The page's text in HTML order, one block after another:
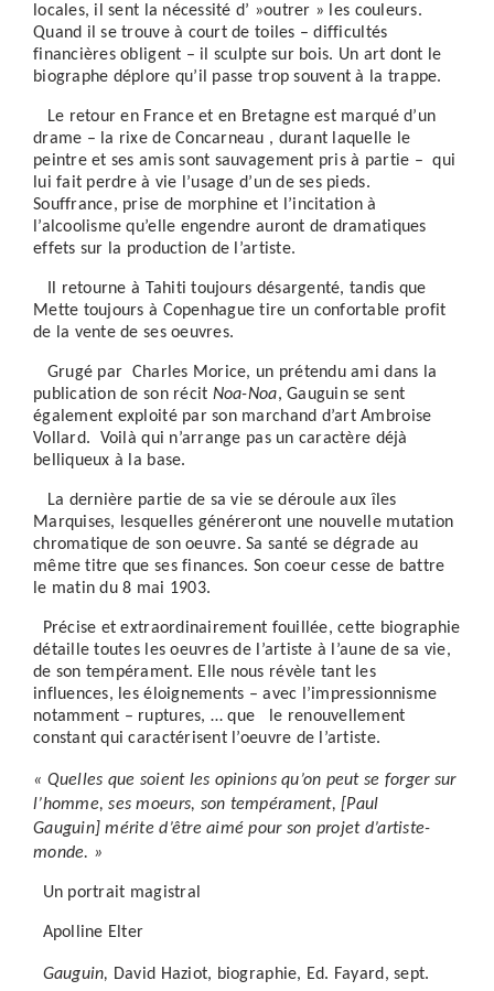
locales, il sent la nécessité d’ »outrer » les couleurs.
Quand il se trouve à court de toiles – difficultés
financières obligent – il sculpte sur bois. Un art dont le
biographe déplore qu’il passe trop souvent à la trappe.
Le retour en France et en Bretagne est marqué d’un
drame – la rixe de Concarneau , durant laquelle le
peintre et ses amis sont sauvagement pris à partie – qui
lui fait perdre à vie l’usage d’un de ses pieds.
Souffrance, prise de morphine et l’incitation à
l’alcoolisme qu’elle engendre auront de dramatiques
effets sur la production de l’artiste.
Il retourne à Tahiti toujours désargenté, tandis que
Mette toujours à Copenhague tire un confortable profit
de la vente de ses oeuvres.
Grugé par Charles Morice, un prétendu ami dans la
publication de son récit Noa-Noa, Gauguin se sent
également exploité par son marchand d’art Ambroise
Vollard. Voilà qui n’arrange pas un caractère déjà
belliqueux à la base.
La dernière partie de sa vie se déroule aux îles
Marquises, lesquelles généreront une nouvelle mutation
chromatique de son oeuvre. Sa santé se dégrade au
même titre que ses finances. Son coeur cesse de battre
le matin du 8 mai 1903.
Précise et extraordinairement fouillée, cette biographie
détaille toutes les oeuvres de l’artiste à l’aune de sa vie,
de son tempérament. Elle nous révèle tant les
influences, les éloignements – avec l’impressionnisme
notamment – ruptures, … que le renouvellement
constant qui caractérisent l’oeuvre de l’artiste.
« Quelles que soient les opinions qu’on peut se forger sur
l’homme, ses moeurs, son tempérament, [Paul
Gauguin] mérite d’être aimé pour son projet d’artiste-
monde. »
Un portrait magistral
Apolline Elter
Gauguin, David Haziot, biographie, Ed. Fayard, sept.